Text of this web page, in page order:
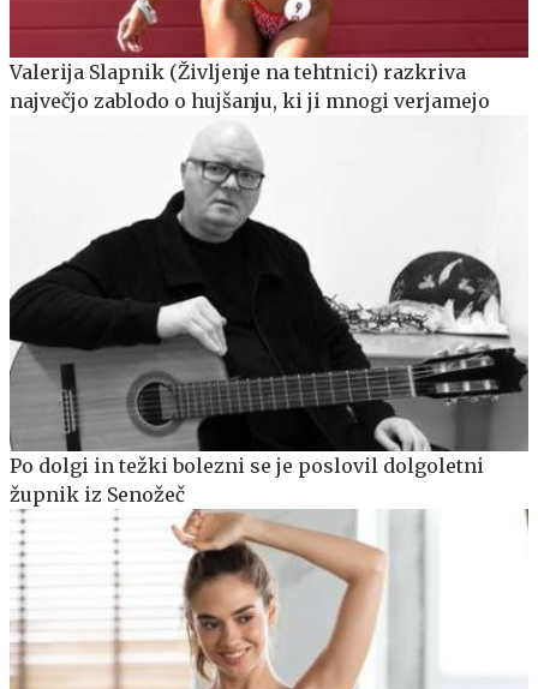
Valerija Slapnik (Življenje na tehtnici) razkriva
največjo zablodo o hujšanju, ki ji mnogi verjamejo
Po dolgi in težki bolezni se je poslovil dolgoletni
župnik iz Senožeč